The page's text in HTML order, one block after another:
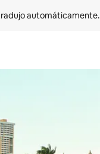
automáticamente.